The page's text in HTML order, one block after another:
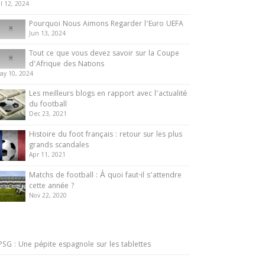
12, 2024
Pourquoi Nous Aimons Regarder l’Euro UEFA
Jun 13, 2024
Tout ce que vous devez savoir sur la Coupe
d’Afrique des Nations
10, 2024
Les meilleurs blogs en rapport avec l’actualité
du football
Dec 23, 2021
Histoire du foot français : retour sur les plus
grands scandales
Apr 11, 2021
Matchs de football : À quoi faut-il s’attendre
cette année ?
Nov 22, 2020
: Une pépite espagnole sur les tablettes